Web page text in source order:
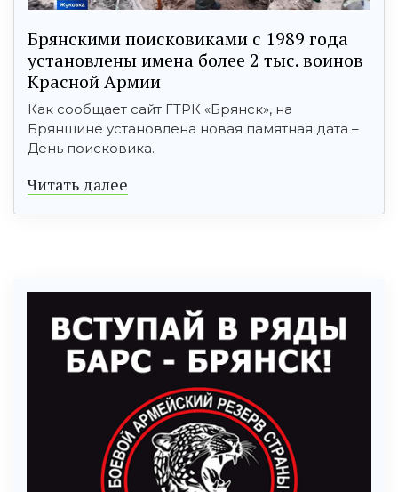
Брянскими поисковиками с 1989 года
установлены имена более 2 тыс. воинов
Красной Армии
Как сообщает сайт ГТРК «Брянск», на
Брянщине установлена новая памятная дата –
День поисковика.
Читать далее